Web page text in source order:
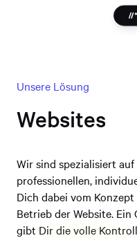
Unsere Lösung
Websites
Wir sind spezialisiert
professionellen,
Dich dabei vom
Betrieb der Website.
gibt Dir die volle